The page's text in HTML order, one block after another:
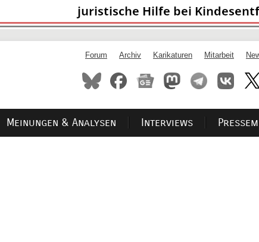
Forum Archiv Karikaturen Mitarbeit
Meinungen & Analysen Interviews